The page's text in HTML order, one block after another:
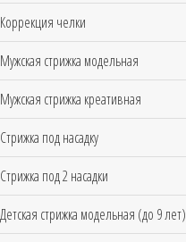
Коррекция челки
Мужская стрижка модельная
Мужская стрижка креативная
Стрижка под насадку
Стрижка под 2 насадки
Детская стрижка модельная (до 9 лет)